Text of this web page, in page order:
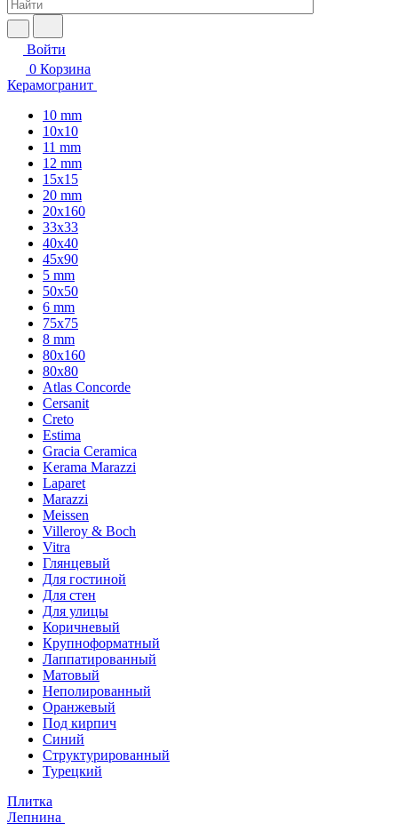
Войти
0 Корзина
Керамогранит
10 mm
10x10
11 mm
12 mm
15x15
20 mm
20х160
33x33
40х40
45x90
5 mm
50x50
6 mm
75х75
8 mm
80x160
80x80
Atlas Concorde
Cersanit
Creto
Estima
Gracia Ceramica
Kerama Marazzi
Laparet
Marazzi
Meissen
Villeroy & Boch
Vitra
Глянцевый
Для гостиной
Для стен
Для улицы
Коричневый
Крупноформатный
Лаппатированный
Матовый
Неполированный
Оранжевый
Под кирпич
Синий
Структурированный
Турецкий
Плитка
Лепнина